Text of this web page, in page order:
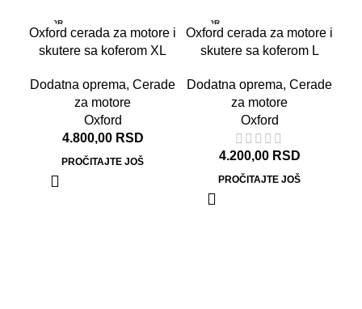
RASPR
ODATO
Oxford cerada za motore i
skutere sa koferom XL
Dodatna oprema, Cerade
za motore
Oxford
4.800,00 RSD
PROČITAJTE JOŠ
RASPR
ODATO
Oxford cerada za motore i
skutere sa koferom L
Dodatna oprema, Cerade
za motore
Oxford
4.200,00 RSD
PROČITAJTE JOŠ